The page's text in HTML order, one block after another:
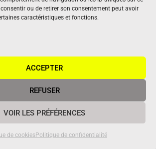
ou de retirer son consentement peut avoir
caractéristiques et fonctions.
ACCEPTER
REFUSER
VOIR LES PRÉFÉRENCES
de cookiesPolitique de confidentialité
• Tous droits réservés •